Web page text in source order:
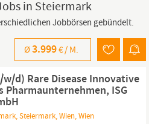
in Steiermark
Jobbörsen gebündelt.
Ø3.999€ / M.
d) Rare Disease Innovative
ISG
Steiermark, Wien, Wien